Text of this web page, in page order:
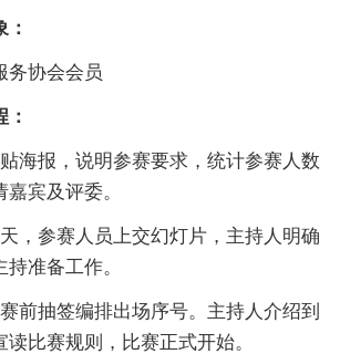
协会会员
：
报，说明参赛要求，统计参赛人数
宾及评委。
参赛人员上交幻灯片，主持人明确
准备工作。
抽签编排出场序号。主持人介绍到
比赛规则，比赛正式开始。